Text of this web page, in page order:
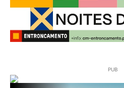
PUB